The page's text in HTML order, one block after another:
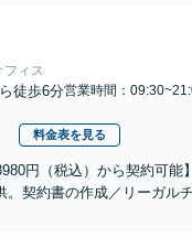
フィス
徒歩6分営業時間：
料金表を見る
円（税込）から契約可
。契約書の作成／リーガル